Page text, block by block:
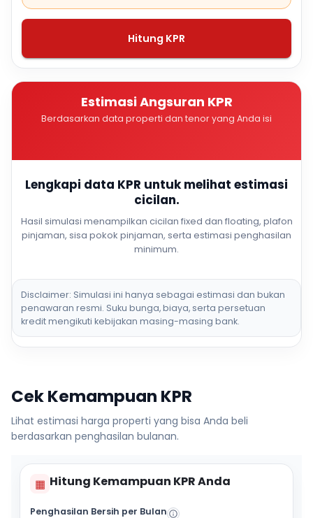
Hitung KPR
Estimasi Angsuran KPR
Berdasarkan data properti dan tenor yang Anda isi
Lengkapi data KPR untuk melihat estimasi
cicilan.
Hasil simulasi menampilkan cicilan fixed dan floating, plafon
pinjaman, sisa pokok pinjaman, serta estimasi penghasilan
minimum.
Disclaimer: Simulasi ini hanya sebagai estimasi dan bukan
penawaran resmi. Suku bunga, biaya, serta persetuan
kredit mengikuti kebijakan masing-masing bank.
Cek Kemampuan KPR
Lihat estimasi harga properti yang bisa Anda beli
berdasarkan penghasilan bulanan.
▦ Hitung Kemampuan KPR Anda
Penghasilan Bersih per Bulan